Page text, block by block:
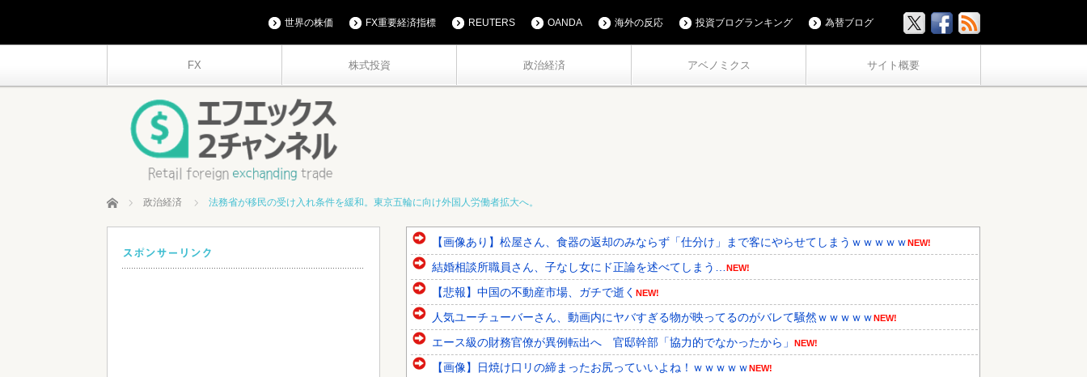
FX 株式投資 政治経済 アベノミクス サイト概要
世界の株価 FX重要経済指標 REUTERS OANDA 海外の反応 投資ブログランキング 為替ブログ
ホーム 政治経済 法務省が移民の受け入れ条件を緩和。東京五輪に向け外国人労働者拡大へ。
【画像あり】松屋さん、食器の返却のみならず「仕分け」まで客にやらせてしまうｗｗｗｗｗNEW!
結婚相談所職員さん、子なし女にド正論を述べてしまう… NEW!
【悲報】中国の不動産市場、ガチで逝く NEW!
人気ユーチューバーさん、動画内にヤバすぎる物が映ってるのがバレて騒然ｗｗｗｗｗNEW!
エース級の財務官僚が異例転出へ 官邸幹部「協力的でなかったから」 NEW!
【画像】日焼け口リの締まったお尻っていいよね！ｗｗｗｗｗNEW!
スポンサーリンク